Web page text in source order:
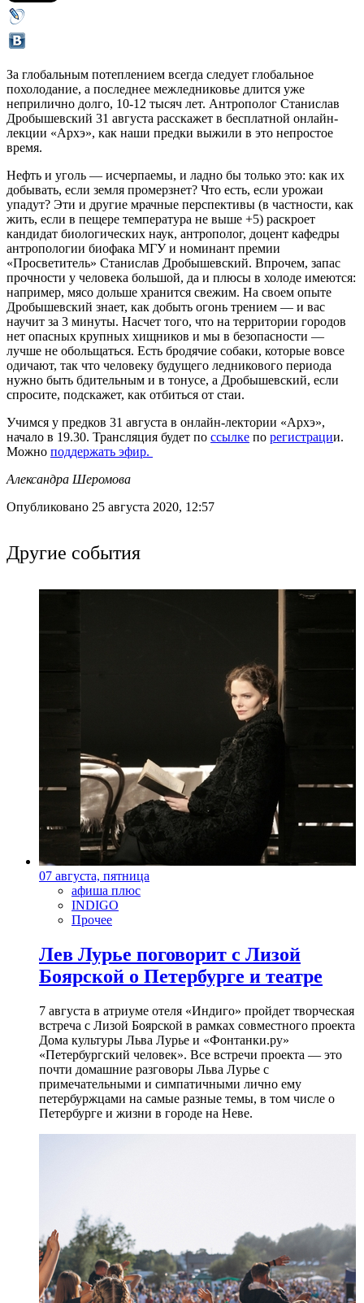
За глобальным потеплением всегда следует глобальное
похолодание, а последнее межледниковье длится уже
неприлично долго, 10-12 тысяч лет. Антрополог Станислав
Дробышевский 31 августа расскажет в бесплатной онлайн-
лекции «Архэ», как наши предки выжили в это непростое
время.
Нефть и уголь — исчерпаемы, и ладно бы только это: как их
добывать, если земля промерзнет? Что есть, если урожаи
упадут? Эти и другие мрачные перспективы (в частности, как
жить, если в пещере температура не выше +5) раскроет
кандидат биологических наук, антрополог, доцент кафедры
антропологии биофака МГУ и номинант премии
«Просветитель» Станислав Дробышевский. Впрочем, запас
прочности у человека большой, да и плюсы в холоде имеются:
например, мясо дольше хранится свежим. На своем опыте
Дробышевский знает, как добыть огонь трением — и вас
научит за 3 минуты. Насчет того, что на территории городов
нет опасных крупных хищников и мы в безопасности —
лучше не обольщаться. Есть бродячие собаки, которые вовсе
одичают, так что человеку будущего ледникового периода
нужно быть бдительным и в тонусе, а Дробышевский, если
спросите, подскажет, как отбиться от стаи.
Учимся у предков 31 августа в онлайн-лектории «Архэ»,
начало в 19.30. Трансляция будет по ссылке по регистрации.
Можно поддержать эфир.
Александра Шеромова
Опубликовано 25 августа 2020, 12:57
Другие события
07 августа, пятница
афиша плюс
INDIGO
Прочее
Лев Лурье поговорит с Лизой
Боярской о Петербурге и театре
7 августа в атриуме отеля «Индиго» пройдет творческая
встреча с Лизой Боярской в рамках совместного проекта
Дома культуры Льва Лурье и «Фонтанки.ру»
«Петербургский человек». Все встречи проекта — это
почти домашние разговоры Льва Лурье с
примечательными и симпатичными лично ему
петербуржцами на самые разные темы, в том числе о
Петербурге и жизни в городе на Неве.